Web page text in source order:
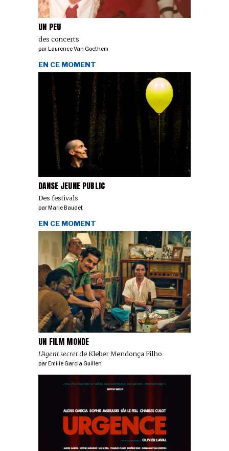
UN PEU
des concerts
parLaurence Van Goethem
DANSE JEUNE PUBLIC
Des festivals
EN CE MOMENT
par Marie Baudet
UN FILM MONDE
L’Agent secretde Kleber Mendonça Filho
EN CE MOMENT
par Emilie Garcia Guillen